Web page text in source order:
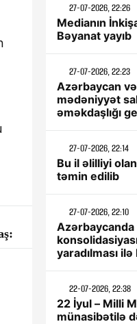
27-07-2026, 22:26
Medianın
Bəyanat yayıb
27-07-2026, 22:23
Azərbaycan
mədəniyyət
əməkdaşlığı
27-07-2026, 22:14
Bu il əlilliyi
təmin edilib
27-07-2026, 22:10
Azərbaycanda
yaradılması
22-07-2026, 22:38
22 İyul – Milli
münasibətilə